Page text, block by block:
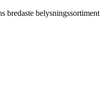
bredaste belysningssortiment